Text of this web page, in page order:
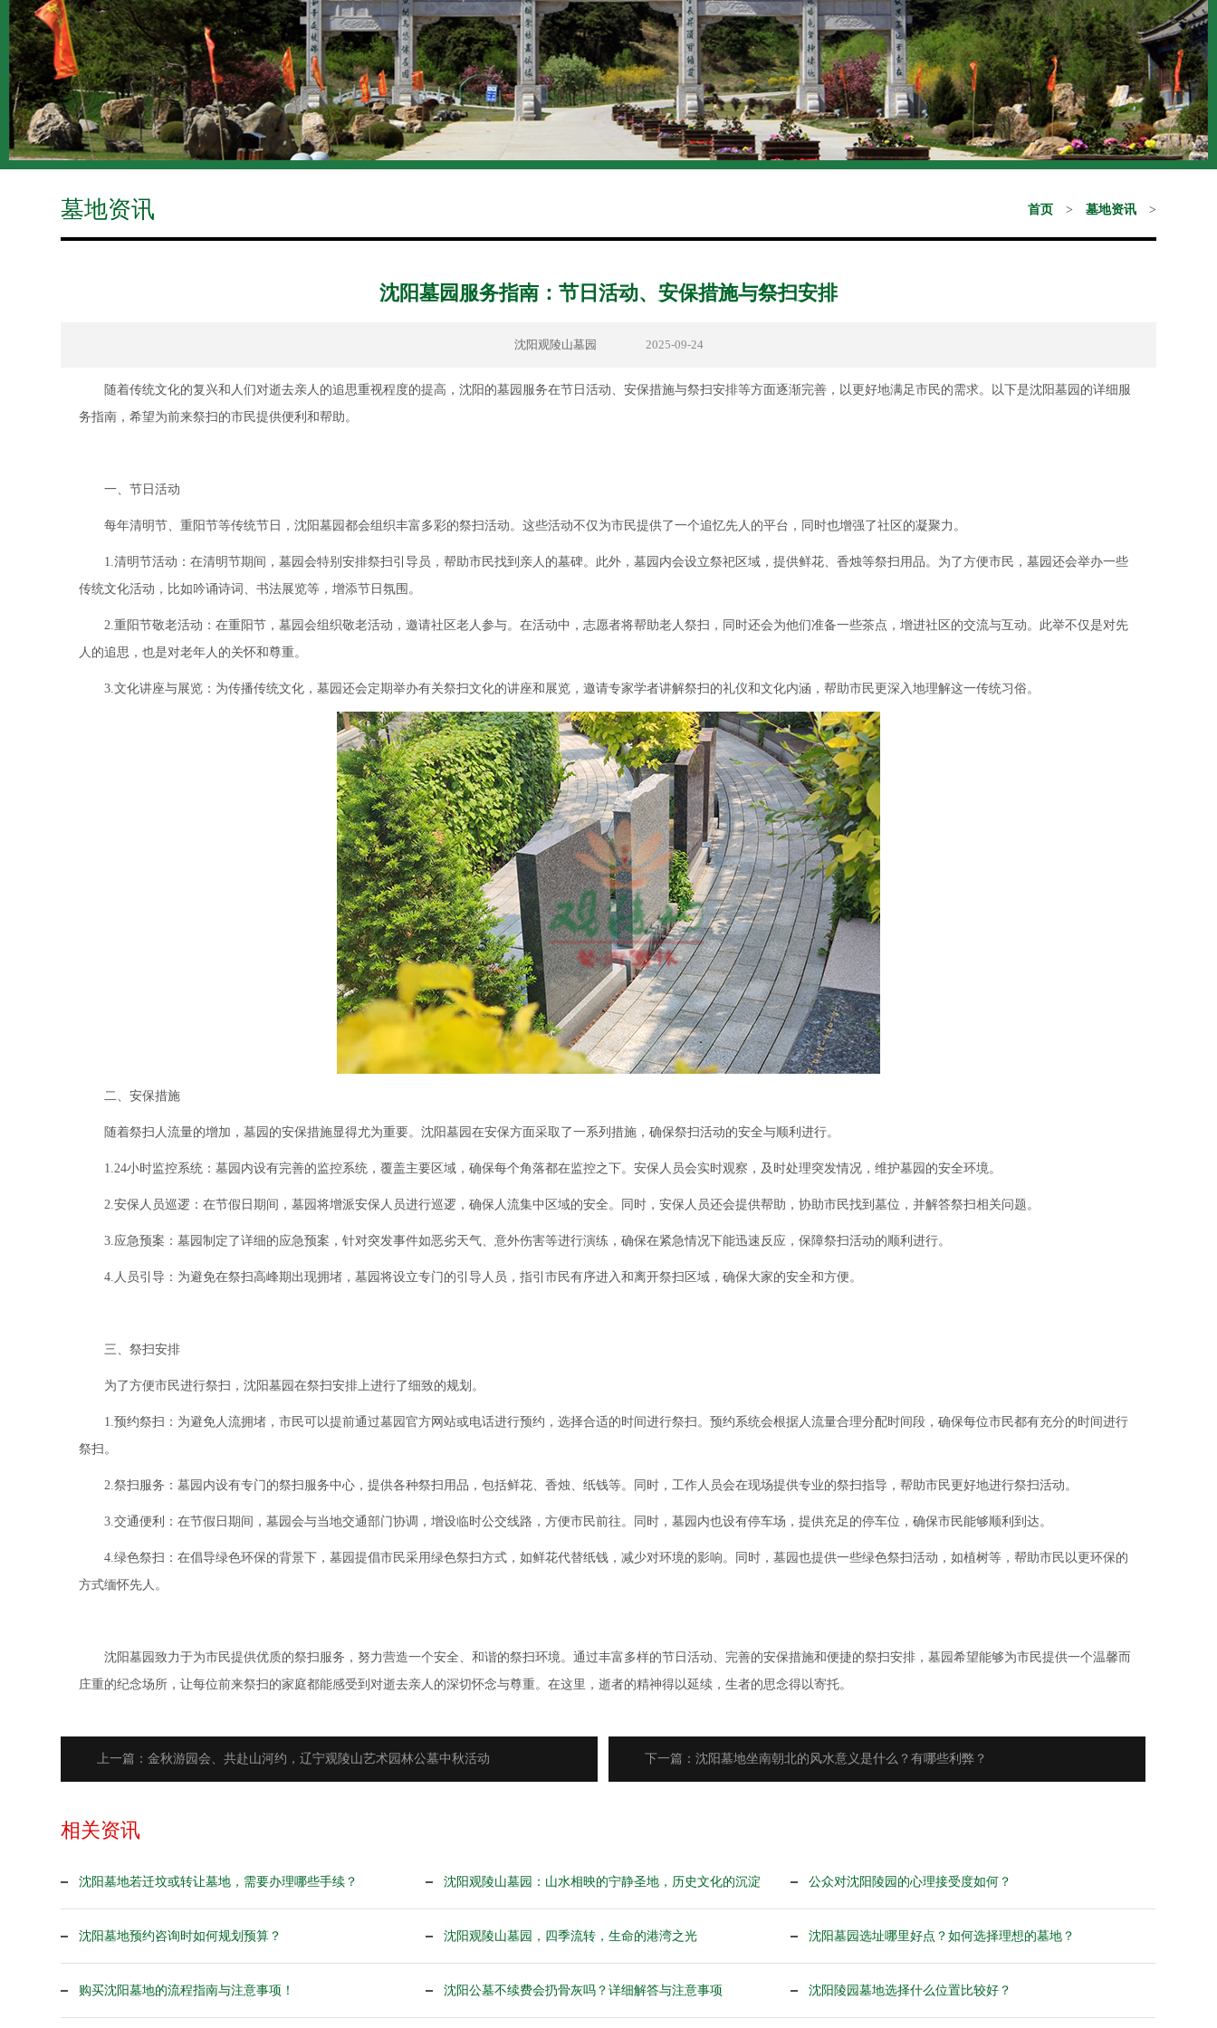
墓地资讯 首页 > 墓地资讯 >
沈阳墓园服务指南：节日活动、安保措施与祭扫安排
沈阳观陵山墓园 2025-09-24
随着传统文化的复兴和人们对逝去亲人的追思重视程度的提高，沈阳的墓园服务在节日活动、安保措施与祭扫安排等方面逐渐完善，以更好地满足市民的需求。以下是沈阳墓园的详细服
务指南，希望为前来祭扫的市民提供便利和帮助。
一、节日活动
每年清明节、重阳节等传统节日，沈阳墓园都会组织丰富多彩的祭扫活动。这些活动不仅为市民提供了一个追忆先人的平台，同时也增强了社区的凝聚力。
1.清明节活动：在清明节期间，墓园会特别安排祭扫引导员，帮助市民找到亲人的墓碑。此外，墓园内会设立祭祀区域，提供鲜花、香烛等祭扫用品。为了方便市民，墓园还会举办一些
传统文化活动，比如吟诵诗词、书法展览等，增添节日氛围。
2.重阳节敬老活动：在重阳节，墓园会组织敬老活动，邀请社区老人参与。在活动中，志愿者将帮助老人祭扫，同时还会为他们准备一些茶点，增进社区的交流与互动。此举不仅是对先
人的追思，也是对老年人的关怀和尊重。
3.文化讲座与展览：为传播传统文化，墓园还会定期举办有关祭扫文化的讲座和展览，邀请专家学者讲解祭扫的礼仪和文化内涵，帮助市民更深入地理解这一传统习俗。
二、安保措施
随着祭扫人流量的增加，墓园的安保措施显得尤为重要。沈阳墓园在安保方面采取了一系列措施，确保祭扫活动的安全与顺利进行。
1.24小时监控系统：墓园内设有完善的监控系统，覆盖主要区域，确保每个角落都在监控之下。安保人员会实时观察，及时处理突发情况，维护墓园的安全环境。
2.安保人员巡逻：在节假日期间，墓园将增派安保人员进行巡逻，确保人流集中区域的安全。同时，安保人员还会提供帮助，协助市民找到墓位，并解答祭扫相关问题。
3.应急预案：墓园制定了详细的应急预案，针对突发事件如恶劣天气、意外伤害等进行演练，确保在紧急情况下能迅速反应，保障祭扫活动的顺利进行。
4.人员引导：为避免在祭扫高峰期出现拥堵，墓园将设立专门的引导人员，指引市民有序进入和离开祭扫区域，确保大家的安全和方便。
三、祭扫安排
为了方便市民进行祭扫，沈阳墓园在祭扫安排上进行了细致的规划。
1.预约祭扫：为避免人流拥堵，市民可以提前通过墓园官方网站或电话进行预约，选择合适的时间进行祭扫。预约系统会根据人流量合理分配时间段，确保每位市民都有充分的时间进行
祭扫。
2.祭扫服务：墓园内设有专门的祭扫服务中心，提供各种祭扫用品，包括鲜花、香烛、纸钱等。同时，工作人员会在现场提供专业的祭扫指导，帮助市民更好地进行祭扫活动。
3.交通便利：在节假日期间，墓园会与当地交通部门协调，增设临时公交线路，方便市民前往。同时，墓园内也设有停车场，提供充足的停车位，确保市民能够顺利到达。
4.绿色祭扫：在倡导绿色环保的背景下，墓园提倡市民采用绿色祭扫方式，如鲜花代替纸钱，减少对环境的影响。同时，墓园也提供一些绿色祭扫活动，如植树等，帮助市民以更环保的
方式缅怀先人。
沈阳墓园致力于为市民提供优质的祭扫服务，努力营造一个安全、和谐的祭扫环境。通过丰富多样的节日活动、完善的安保措施和便捷的祭扫安排，墓园希望能够为市民提供一个温馨而
庄重的纪念场所，让每位前来祭扫的家庭都能感受到对逝去亲人的深切怀念与尊重。在这里，逝者的精神得以延续，生者的思念得以寄托。
上一篇：金秋游园会、共赴山河约，辽宁观陵山艺术园林公墓中秋活动 下一篇：沈阳墓地坐南朝北的风水意义是什么？有哪些利弊？
相关资讯
沈阳墓地若迁坟或转让墓地，需要办理哪些手续？ 沈阳观陵山墓园：山水相映的宁静圣地，历史文化的沉淀 公众对沈阳陵园的心理接受度如何？
沈阳墓地预约咨询时如何规划预算？ 沈阳观陵山墓园，四季流转，生命的港湾之光 沈阳墓园选址哪里好点？如何选择理想的墓地？
购买沈阳墓地的流程指南与注意事项！ 沈阳公墓不续费会扔骨灰吗？详细解答与注意事项 沈阳陵园墓地选择什么位置比较好？